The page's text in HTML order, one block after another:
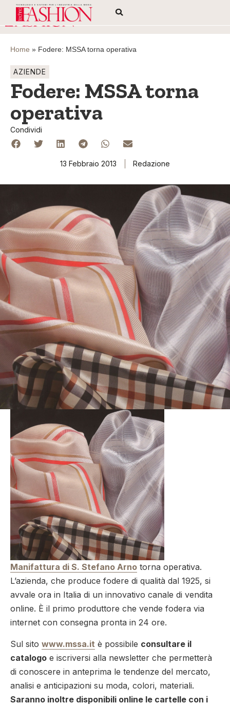
Home » Fodere: MSSA torna operativa
AZIENDE
Fodere: MSSA torna
operativa
Condividi
13 Febbraio 2013 Redazione
Manifattura di S. Stefano Arno torna operativa.
L’azienda, che produce fodere di qualità dal 1925, si
avvale ora in Italia di un innovativo canale di vendita
online. È il primo produttore che vende fodera via
internet con consegna pronta in 24 ore.
Sul sito www.mssa.it è possibile consultare il
catalogo e iscriversi alla newsletter che permetterà
di conoscere in anteprima le tendenze del mercato,
analisi e anticipazioni su moda, colori, materiali.
Saranno inoltre disponibili online le cartelle con i